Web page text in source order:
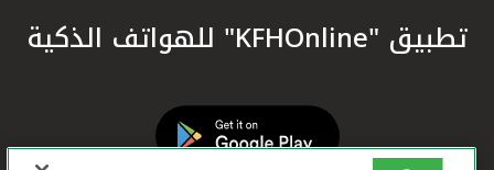
تطبيق "KFHOnline" للهواتف الذكية